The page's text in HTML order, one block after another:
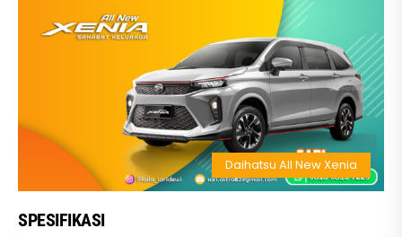
Daihatsu All New Xenia
SPESIFIKASI